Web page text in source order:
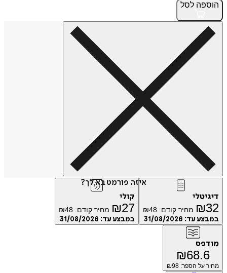
לסל
איזה פורמט בא לך?
₪ מחיר קודם: ₪48
עד:31/08/2026
₪ 27 מחיר קודם: ₪48
במבצע עד:31/08/2026
₪
על הספר: ₪98